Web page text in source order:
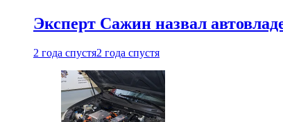
Эксперт Сажин назвал
2 года спустя2 года спустя